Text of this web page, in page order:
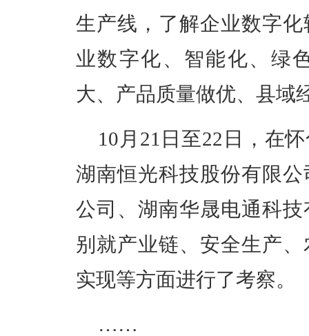
生产线，了解企业数字
业数字化、智能化、绿
大、产品质量做优、县域
10月21日至22日，在
湖南恒光科技股份有限
公司、湖南华晟电通科
别就产业链、安全生产
实现等方面进行了考察。
……